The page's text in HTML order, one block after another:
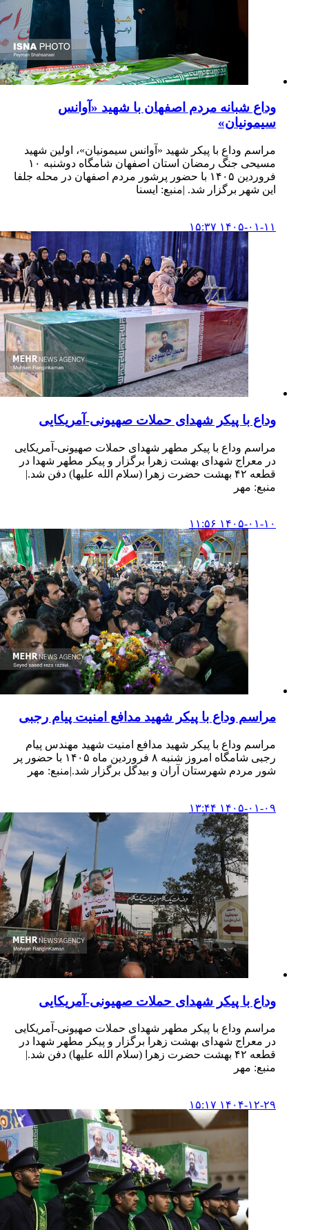
وداع شبانه مردم اصفهان با شهید «آوانس
سیمونیان»
مراسم وداع با پیکر شهید «آوانس سیمونیان»، اولین شهید
مسیحی جنگ رمضان استان اصفهان شامگاه دوشنبه ۱۰
فروردین ۱۴۰۵ با حضور پرشور مردم اصفهان در محله جلفا
این شهر برگزار شد. |منبع: ایسنا
۱۴۰۵-۰۱-۱۱ ۱۵:۳۷
وداع با پیکر شهدای حملات صهیونی-آمریکایی
مراسم وداع با پیکر مطهر شهدای حملات صهیونی-آمریکایی
در معراج شهدای بهشت زهرا برگزار و پیکر مطهر شهدا در
قطعه ۴۲ بهشت حضرت زهرا (سلام الله علیها) دفن شد.|
منبع: مهر
۱۴۰۵-۰۱-۱۰ ۱۱:۵۶
مراسم وداع با پیکر شهید مدافع امنیت پیام رجبی
مراسم وداع با پیکر شهید مدافع امنیت شهید مهندس پیام
رجبی شامگاه امروز شنبه ۸ فروردین ماه ۱۴۰۵ با حضور پر
شور مردم شهرستان آران و بیدگل برگزار شد.|منبع: مهر
۱۴۰۵-۰۱-۰۹ ۱۳:۴۴
وداع با پیکر شهدای حملات صهیونی-آمریکایی
مراسم وداع با پیکر مطهر شهدای حملات صهیونی-آمریکایی
در معراج شهدای بهشت زهرا برگزار و پیکر مطهر شهدا در
قطعه ۴۲ بهشت حضرت زهرا (سلام الله علیها) دفن شد.|
منبع: مهر
۱۴۰۴-۱۲-۲۹ ۱۵:۱۷